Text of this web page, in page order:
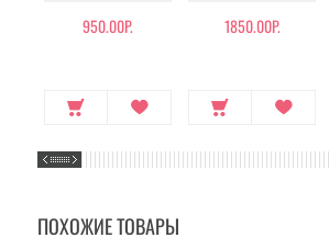
950.00Р. 1850.00Р.
ПОХОЖИЕ ТОВАРЫ